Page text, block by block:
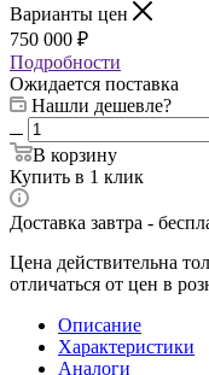
Варианты цен
750 000 ₽
Подробности
Ожидается поставка
Нашли дешевле?
В корзину
Купить в 1 клик
Доставка завтра -
Цена действительна
отличаться от цен в
Описание
Характеристики
Аналоги